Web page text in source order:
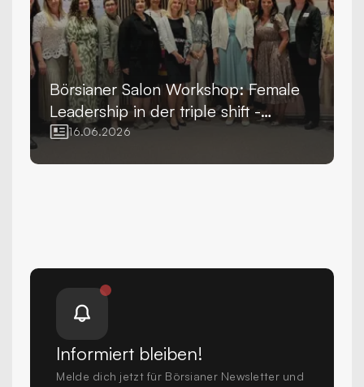
Börsianer Salon Workshop:Female
Leadership in der triple shift -
Karriere, Care-Arbeit und
16.06.2026
Informiert bleiben!
Melde dich jetzt für Börsianer Newsletter und